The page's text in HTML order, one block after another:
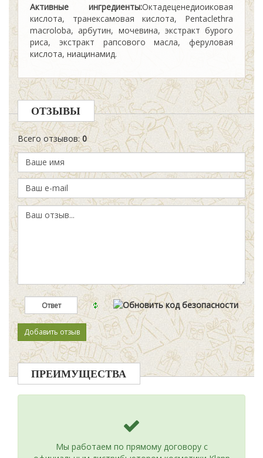
Активные ингредиенты:Oктадеценедиоиковая
кислота, транексамовая кислота, Pentaclethra
macroloba, арбутин, мочевина, экстракт бурого
риса, экстракт рапсового масла, феруловая
кислота, ниацинамид.
ОТЗЫВЫ
Всего отзывов: 0
ПРЕИМУЩЕСТВА
Мы работаем по прямому договору с